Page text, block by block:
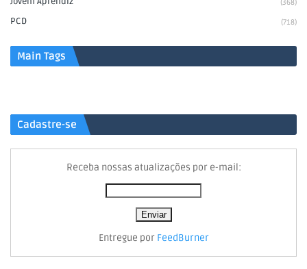
(368)
PCD (718)
Main Tags
Cadastre-se
Receba nossas atualizações por e-mail:
Entregue por FeedBurner